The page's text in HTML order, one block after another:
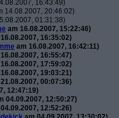
16:43:49)
14.08.2007, 20:46:02)
01:31:38)
am 16.08.2007, 15:22:46)
16:35:02)
am 16.08.2007, 16:42:11)
16:55:47)
17:59:02)
19:03:21)
00:07:36)
12:47:19)
04.09.2007, 12:50:27)
12:52:26)